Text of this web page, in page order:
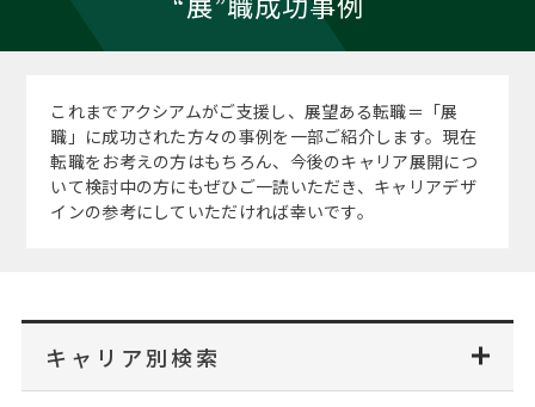
サービス案内
“展”職
キャリアデザイン講座
（最新求人市場動向）
MBAキ
ステージ別アドバイス
MBAの転職事例
インターン受入企業一覧
英文レジュメの書き方
英文レ
日本語履歴書テンプレート
よくある面接Q&A集
Web面接の準備・注意点
“展”職相談室
コンサルティングの現場から
転職成功への4つの鍵
注目企業インタビュー
キャリアデザインセミナー
ジョブフェア
海外セミナー
プロ経営者の特別セミナー
Career Talk Live
アクセス
採用情報
ニュースリリース
これまでアクシアムがご支援し、展望ある転職＝「展
職」に成功された方々の事例を一部ご紹介します。現在
転職をお考えの方はもちろん、今後のキャリア展開につ
いて検討中の方にもぜひご一読いただき、キャリアデザ
インの参考にしていただければ幸いです。
キャリア別検索